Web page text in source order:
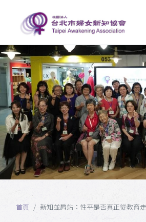
首頁 新知並肩站：性平是否真正從教育